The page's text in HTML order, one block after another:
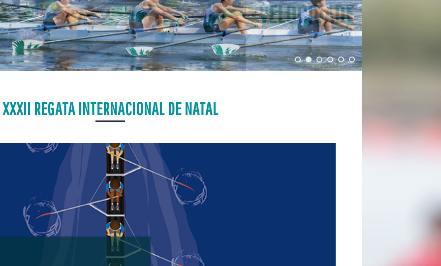
XXXII REGATA INTERNACIONAL DE NATAL